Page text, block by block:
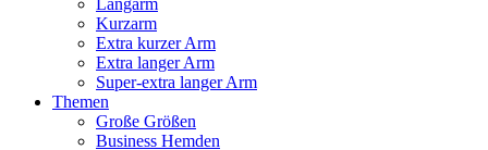
Langarm
Kurzarm
Extra kurzer Arm
Extra langer Arm
Super-extra langer Arm
Themen
Große Größen
Business Hemden